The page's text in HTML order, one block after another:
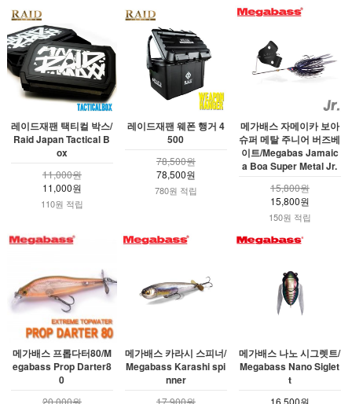
레이드재팬 택티컬 박스/
Raid Japan Tactical B
ox
11,000원
11,000원
110원 적립
레이드재팬 웨폰 행거 4
500
78,500원
78,500원
780원 적립
메가배스 자메이카 보아
슈퍼 메탈 주니어 버즈베
이트/Megabas Jamaic
a Boa Super Metal Jr.
15,800원
15,800원
150원 적립
메가배스 프롭다터80/M
egabass Prop Darter8
0
20,000원
메가배스 카라시 스피너/
Megabass Karashi spi
nner
17,900원
메가배스 나노 시그렛트/
Megabass Nano Siglet
t
16,500원